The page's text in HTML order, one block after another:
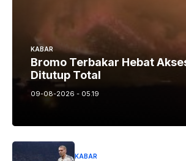
KABAR
Bromo Terbakar Hebat
Ditutup Total
09-08-2026 - 05.19
KABAR